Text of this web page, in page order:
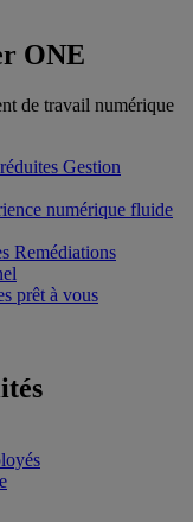
ONE
de travail numérique
Gestion
numérique fluide
Remédiations
prêt à vous